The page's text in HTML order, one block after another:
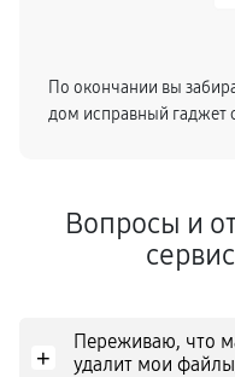
По окончании вы
дом исправный гаджет
Вопросы и
+
Переживаю, что
удалит мои